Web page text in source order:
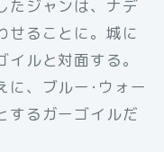
たジャンは、ナデ
せることに。城に
ルと対面する。
に、ブルー･ウォー
するガーゴイルだ